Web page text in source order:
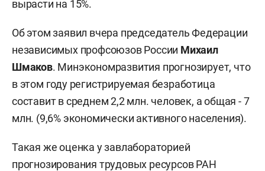
вырасти на 15%.
Об этом заявил вчера председатель Федерации
независимых профсоюзов России Михаил
Шмаков. Минэкономразвития прогнозирует, что
в этом году регистрируемая безработица
составит в среднем 2,2 млн. человек, а общая - 7
млн. (9,6% экономически активного населения).
Такая же оценка у завлабораторией
прогнозирования трудовых ресурсов РАН